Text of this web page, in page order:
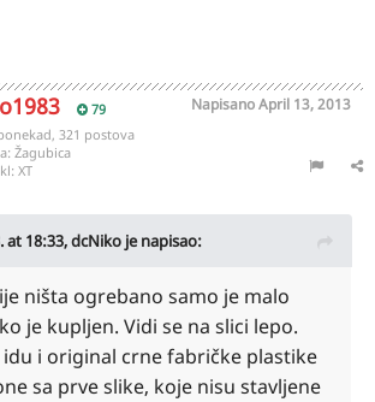
79 NapisanoApril 13, 2013
321 postova
Žagubica
XT
at 18:33, dcNiko je napisao:
ništa ogrebano samo je malo
je kupljen. Vidi se na slici lepo.
idu i original crne fabričke plastike
sa prve slike, koje nisu stavljene